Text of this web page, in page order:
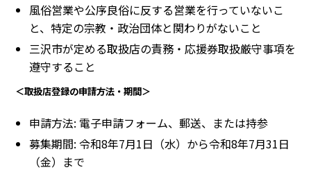
風俗営業や公序良俗に反する営業を行っていないこ
と、特定の宗教・政治団体と関わりがないこと
三沢市が定める取扱店の責務・応援券取扱厳守事項を
遵守すること
＜取扱店登録の申請方法・期間＞
申請方法: 電子申請フォーム、郵送、または持参
募集期間: 令和8年7月1日（水）から令和8年7月31日
（金）まで